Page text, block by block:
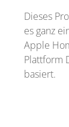
Dieses
es ganz
Apple
Plattform
basiert.